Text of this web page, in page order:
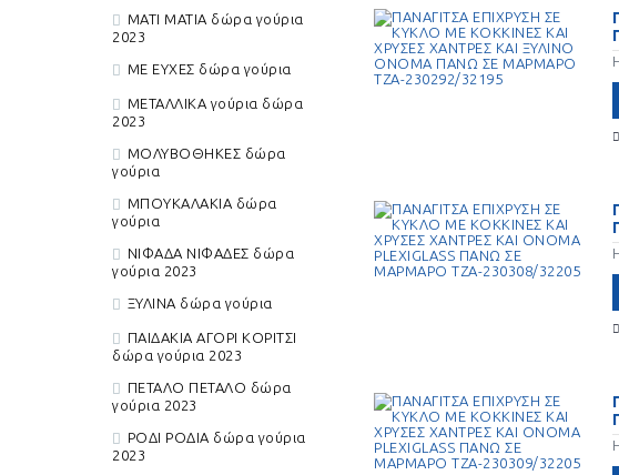
ΚΥΚΛΟΙ ΣΕ ΒΟΤΣΑΛΟ ΓΙΑ
ΓΟΎΡΙΑ ΔΏΡΑ
ΓΟΎΡΙΑ ΔΏΡΑ
ΜΟΛΥΒΟΘΗΚΕΣ ΔΏΡΑ
ΓΟΎΡΙΑ
ΓΟΎΡΙΑ
ΡΟΔΙ ΡΟΔΙΑ ΔΏΡΑ ΓΟΎΡΙΑ
ΣΕ ΒΟΤΣΑΛΟ ΔΏΡΑ
ΓΟΎΡΙΑ
ΣΕ ΜΑΡΜΑΡΟ ΔΏΡΑ
ΓΟΎΡΙΑ
ΧΡΟΝΟΛΟΓΙΕΣ ΔΏΡΑ
ΔΙΑΚΟΣΜΗΣΗ
ΜΑΤΙ ΜΑΤΙΑ δώρα γούρια
2023
ΜΕ ΕΥΧΕΣ δώρα γούρια
ΜΕΤΑΛΛΙΚΑ γούρια δώρα
2023
ΜΟΛΥΒΟΘΗΚΕΣ δώρα
γούρια
ΜΠΟΥΚΑΛΑΚΙΑ δώρα
γούρια
ΝΙΦΑΔΑ ΝΙΦΑΔΕΣ δώρα
γούρια 2023
ΞΥΛΙΝΑ δώρα γούρια
ΠΑΙΔΑΚΙΑ ΑΓΟΡΙ ΚΟΡΙΤΣΙ
δώρα γούρια 2023
ΠΕΤΑΛΟ ΠΕΤΑΛΟ δώρα
γούρια 2023
ΡΟΔΙ ΡΟΔΙΑ δώρα γούρια
2023